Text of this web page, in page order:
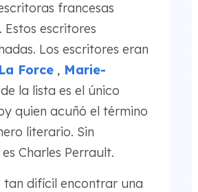
francesas
escritores
Los escritores eran
Force,Marie-
la lista es el único
quien acuñó el término
literario. Sin
Charles Perrault.
tan difícil encontrar una